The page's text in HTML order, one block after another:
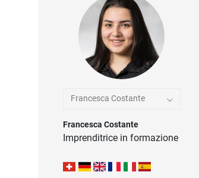
Francesca Costante
Francesca Costante
Imprenditrice in formazione